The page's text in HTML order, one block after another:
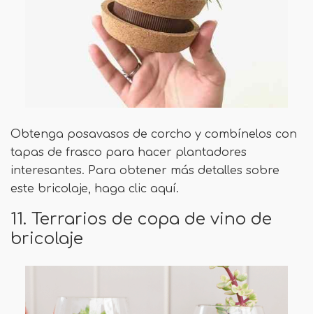
Obtenga posavasos de corcho y combínelos con
tapas de frasco para hacer plantadores
interesantes. Para obtener más detalles sobre
este bricolaje, haga clic aquí.
11. Terrarios de copa de vino de
bricolaje